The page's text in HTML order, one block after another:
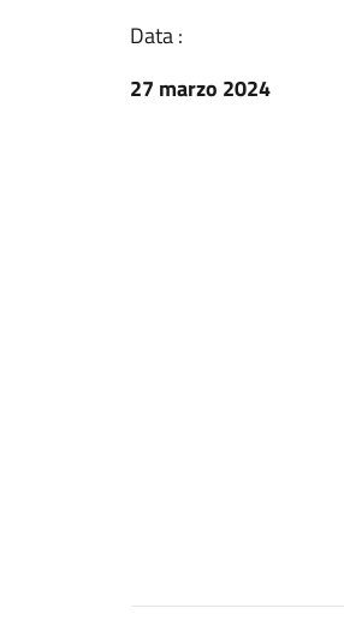
Data :
27 marzo 2024